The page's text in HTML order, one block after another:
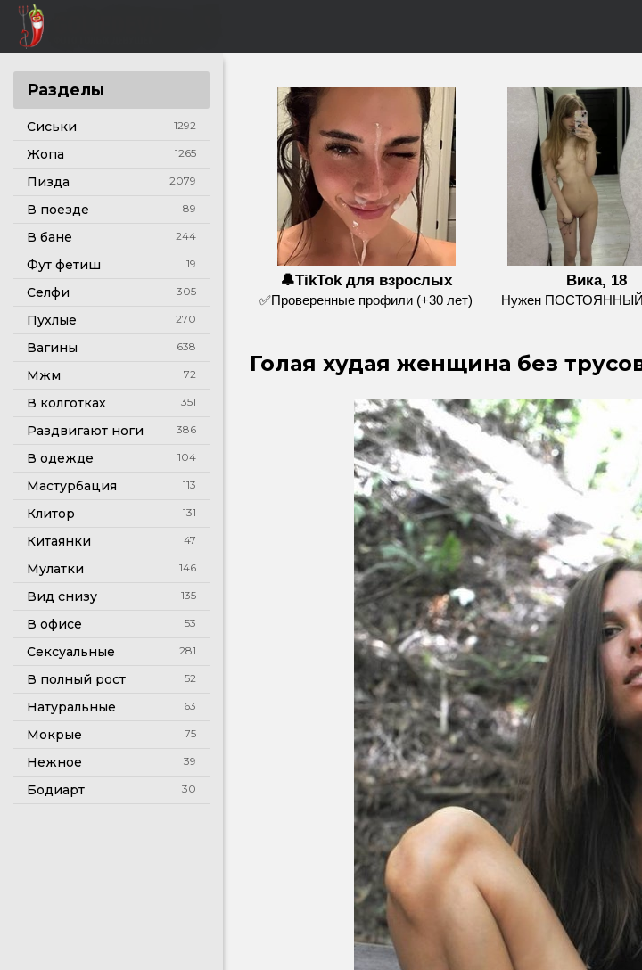
Разделы
Сиськи 1292
Жопа 1265
Пизда 2079
В поезде 89
В бане 244
Фут фетиш 19
Селфи 305
Пухлые 270
Вагины 638
Мжм 72
В колготках 351
Раздвигают ноги 386
В одежде 104
Мастурбация 113
Клитор 131
Китаянки 47
Мулатки 146
Вид снизу 135
В офисе 53
Сексуальные 281
В полный рост 52
Натуральные 63
Мокрые 75
Нежное 39
Бодиарт 30
🔔TikTok для взрослых
✅Проверенные профили (+30 лет)
Вика, 18
Нужен
Голая худая женщина без